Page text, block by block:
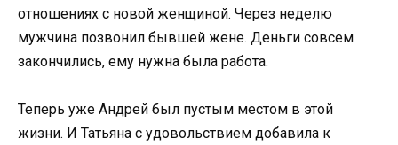
отношениях с новой женщиной. Через неделю
мужчина позвонил бывшей жене. Деньги совсем
закончились, ему нужна была работа.
Теперь уже Андрей был пустым местом в этой
жизни. И Татьяна с удовольствием добавила к